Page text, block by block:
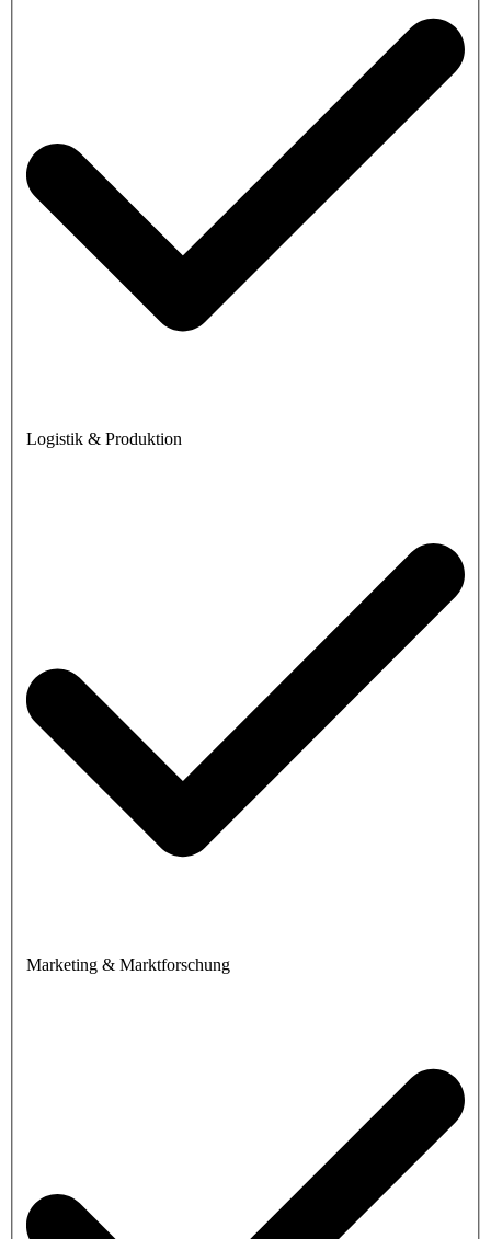
Logistik & Produktion
Marketing & Marktforschung